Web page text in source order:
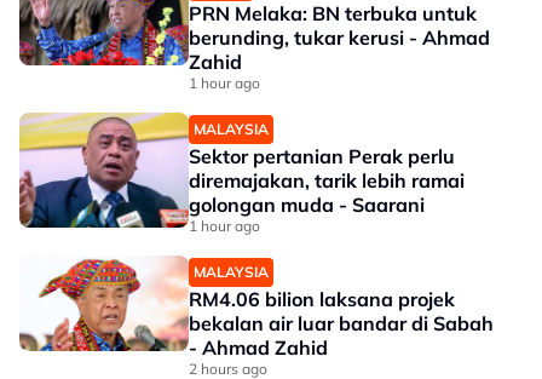
PRN Melaka: BN terbuka untuk
berunding, tukar kerusi - Ahmad
Zahid
1 hour ago
MALAYSIA
Sektor pertanian Perak perlu
diremajakan, tarik lebih ramai
golongan muda - Saarani
1 hour ago
MALAYSIA
RM4.06 bilion laksana projek
bekalan air luar bandar di Sabah
- Ahmad Zahid
2 hours ago